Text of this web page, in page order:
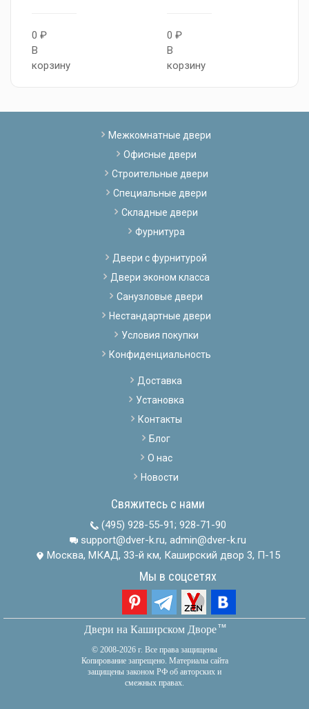
0 ₽
В
корзину
0 ₽
В
корзину
Межкомнатные двери
Офисные двери
Строительные двери
Специальные двери
Складные двери
Фурнитура
Двери с фурнитурой
Двери эконом класса
Санузловые двери
Нестандартные двери
Условия покупки
Конфиденциальность
Доставка
Установка
Контакты
Блог
О нас
Новости
Свяжитесь с нами
(495) 928-55-91; 928-71-90
support@dver-k.ru, admin@dver-k.ru
Москва, МКАД, 33-й км, Каширский двор 3, П-15
Мы в соцсетях
Двери на Каширском Дворетм
© 2008-2026 г. Все права защищены
Копирование запрещено. Материалы сайта
защищены законом РФ об авторских и
смежных правах.